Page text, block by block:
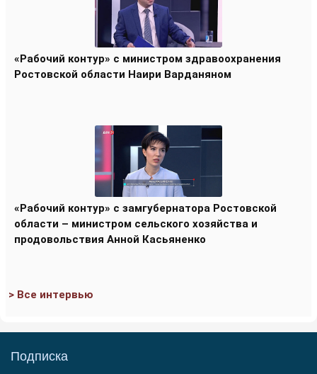
«Рабочий контур» с министром здравоохранения
Ростовской области Наири Варданяном
«Рабочий контур» с замгубернатора Ростовской
области – министром сельского хозяйства и
продовольствия Анной Касьяненко
> Все интервью
Подписка